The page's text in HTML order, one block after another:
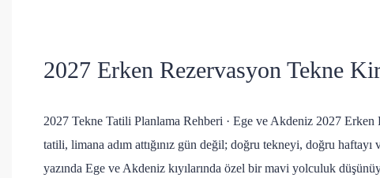
2027 Erken Rezervasyon Tekne
2027 Tekne Tatili Planlama Rehberi · Ege ve Akdeniz 2027
tatili, limana adım attığınız gün değil; doğru tekneyi, doğru
yazında Ege ve Akdeniz kıyılarında özel bir mavi yolculuk